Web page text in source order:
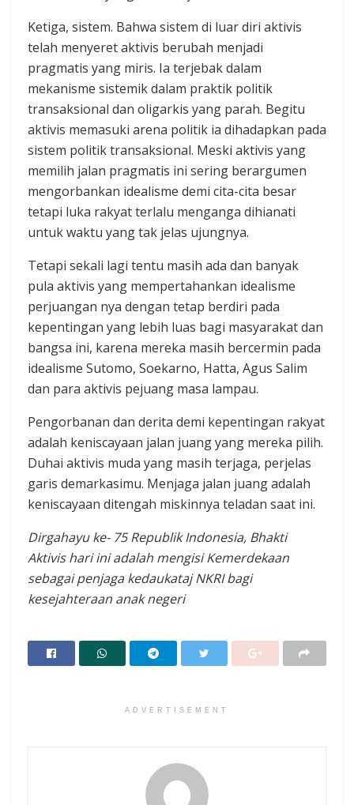
Ketiga, sistem. Bahwa sistem di luar diri aktivis
telah menyeret aktivis berubah menjadi
pragmatis yang miris. Ia terjebak dalam
mekanisme sistemik dalam praktik politik
transaksional dan oligarkis yang parah. Begitu
aktivis memasuki arena politik ia dihadapkan pada
sistem politik transaksional. Meski aktivis yang
memilih jalan pragmatis ini sering berargumen
mengorbankan idealisme demi cita-cita besar
tetapi luka rakyat terlalu menganga dihianati
untuk waktu yang tak jelas ujungnya.
Tetapi sekali lagi tentu masih ada dan banyak
pula aktivis yang mempertahankan idealisme
perjuangan nya dengan tetap berdiri pada
kepentingan yang lebih luas bagi masyarakat dan
bangsa ini, karena mereka masih bercermin pada
idealisme Sutomo, Soekarno, Hatta, Agus Salim
dan para aktivis pejuang masa lampau.
Pengorbanan dan derita demi kepentingan rakyat
adalah keniscayaan jalan juang yang mereka pilih.
Duhai aktivis muda yang masih terjaga, perjelas
garis demarkasimu. Menjaga jalan juang adalah
keniscayaan ditengah miskinnya teladan saat ini.
Dirgahayu ke- 75 Republik Indonesia, Bhakti
Aktivis hari ini adalah mengisi Kemerdekaan
sebagai penjaga kedaukataj NKRI bagi
kesejahteraan anak negeri
ADVERTISEMENT